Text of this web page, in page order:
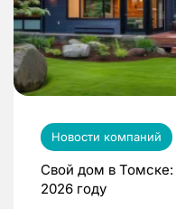
Новости компаний
Свой дом в Томске:
2026 году